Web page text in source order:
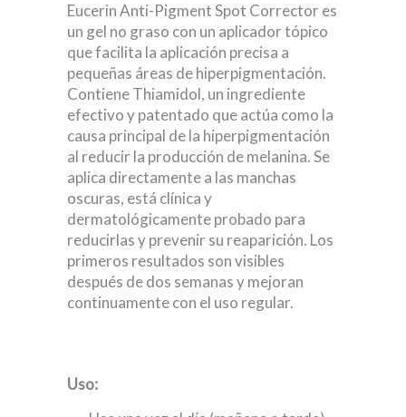
Eucerin Anti-Pigment Spot Corrector es
un gel no graso con un aplicador tópico
que facilita la aplicación precisa a
pequeñas áreas de hiperpigmentación.
Contiene Thiamidol, un ingrediente
efectivo y patentado que actúa como la
causa principal de la hiperpigmentación
al reducir la producción de melanina. Se
aplica directamente a las manchas
oscuras, está clínica y
dermatológicamente probado para
reducirlas y prevenir su reaparición. Los
primeros resultados son visibles
después de dos semanas y mejoran
continuamente con el uso regular.
Uso: